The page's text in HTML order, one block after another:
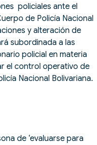
policiales ante el
de Policía Nacional
y alteración de
subordinada a las
policial en materia
el control operativo de
Nacional Bolivariana.
de ‘evaluarse para